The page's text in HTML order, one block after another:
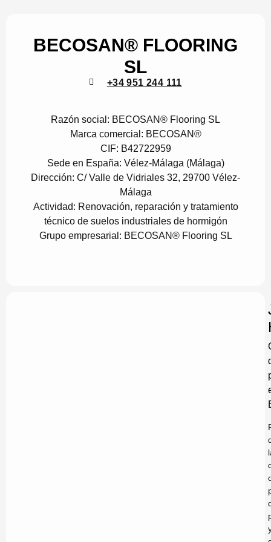
BECOSAN® FLOORING
SL
+34 951 244 111
Razón social: BECOSAN® Flooring SL
Marca comercial: BECOSAN®
CIF: B42722959
Sede en España: Vélez-Málaga (Málaga)
Dirección: C/ Valle de Vidriales 32, 29700 Vélez-
Málaga
Actividad: Renovación, reparación y tratamiento
técnico de suelos industriales de hormigón
Grupo empresarial: BECOSAN® Flooring SL